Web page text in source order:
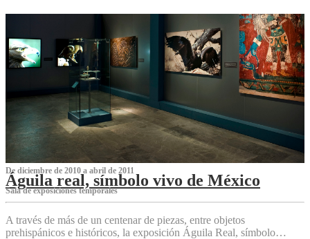
De diciembre de 2010 a abril de 2011
Águila real, símbolo vivo de México
Sala de exposiciones temporales
A través de más de un centenar de piezas, entre objetos
prehispánicos e históricos, la exposición Águila Real, símbolo…